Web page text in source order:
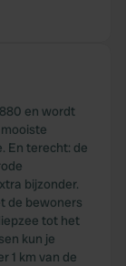
en wordt
En terecht: de
bijzonder.
de bewoners
tot het
kun je
1 km van de